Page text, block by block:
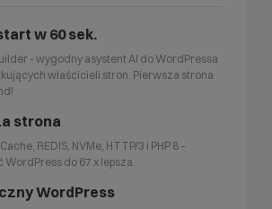
w 60 sek.
- wygodny asystent AI do WordPressa
właścicieli stron. Pierwsza strona
strona
REDIS, NVMe, HTTP/3 i PHP 8 –
WordPress do 67 x lepsza.
WordPress